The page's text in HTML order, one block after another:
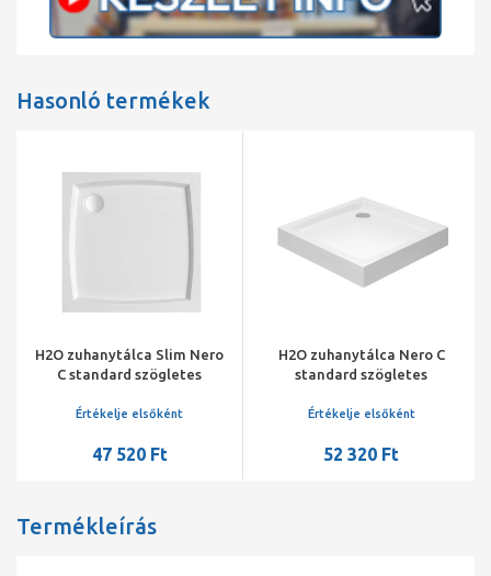
Hasonló termékek
H2O zuhanytálca Slim Nero
C standard szögletes
szifonnal
Értékelje elsőként
47 520 Ft
H2O zuhanytálca Nero C
standard szögletes
szifonnal
Értékelje elsőként
52 320 Ft
Termékleírás